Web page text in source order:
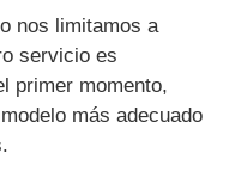
nos limitamos a
servicio es
primer momento,
más adecuado